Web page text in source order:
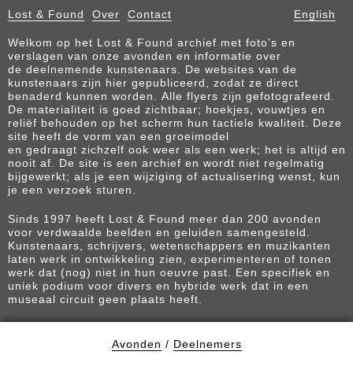
Lost & Found Over Contact English
Welkom op het Lost & Found archief met foto’s en
verslagen van onze avonden en informatie over
de deelnemende kunstenaars. De websites van de
kunstenaars zijn hier gepubliceerd, zodat ze direct
benaderd kunnen worden. Alle flyers zijn gefotografeerd.
De materialiteit is goed zichtbaar; hoekjes, vouwtjes en
reliëf behouden op het scherm hun tactiele kwaliteit. Deze
site heeft de vorm van een groeimodel
en gedraagt zichzelf ook weer als een werk; het is altijd en
nooit af. De site is een archief en wordt niet regelmatig
bijgewerkt; als je een wijziging of actualisering wenst, kun
je een verzoek sturen.
Sinds 1997 heeft Lost & Found meer dan 200 avonden
voor verdwaalde beelden en geluiden samengesteld.
Kunstenaars, schrijvers, wetenschappers en muzikanten
laten werk in ontwikkeling zien, experimenteren of tonen
werk dat (nog) niet in hun oeuvre past. Een specifiek en
uniek podium voor divers en hybride werk dat in een
museaal circuit geen plaats heeft.
Avonden / Deelnemers